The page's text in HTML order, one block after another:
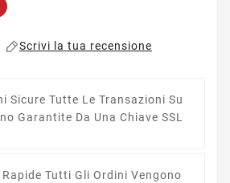
Scrivi la tua recensione
Sicure Tutte Le Transazioni Su
Garantite Da Una Chiave SSL
Tutti Gli Ordini Vengono